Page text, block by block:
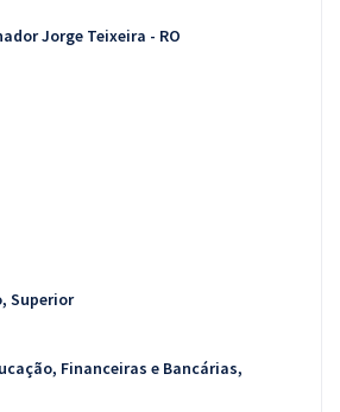
Jorge Teixeira - RO
Superior
Financeiras e Bancárias,